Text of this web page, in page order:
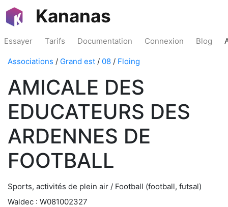
Kananas
Essayer Tarifs Documentation Connexion Blog
Associations / Grand est / 08 / Floing
AMICALE DES
EDUCATEURS DES
ARDENNES DE
FOOTBALL
Sports, activités de plein air / Football (football, futsal)
Waldec : W081002327